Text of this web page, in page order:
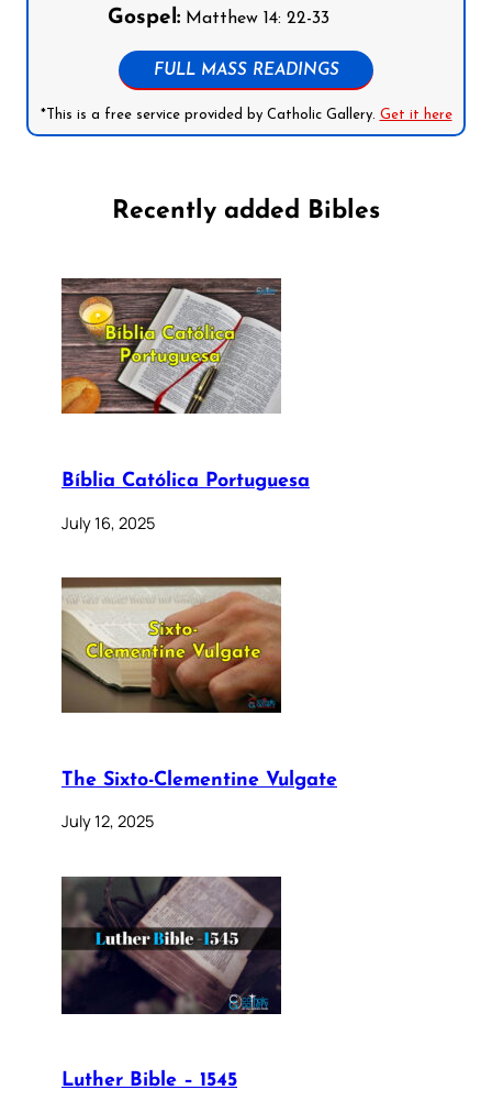
Gospel: Matthew 14: 22-33
FULL MASS READINGS
*This is a free service provided by Catholic Gallery. Get it here
Recently added Bibles
Bíblia Católica Portuguesa
July 16, 2025
The Sixto-Clementine Vulgate
July 12, 2025
Luther Bible – 1545